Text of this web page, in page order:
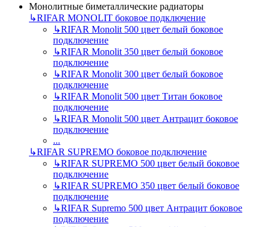
Монолитные биметаллические радиаторы
↳RIFAR MONOLIT боковое подключение
↳RIFAR Monolit 500 цвет белый боковое
подключение
↳RIFAR Monolit 350 цвет белый боковое
подключение
↳RIFAR Monolit 300 цвет белый боковое
подключение
↳RIFAR Monolit 500 цвет Титан боковое
подключение
↳RIFAR Monolit 500 цвет Антрацит боковое
подключение
...
↳RIFAR SUPREMO боковое подключение
↳RIFAR SUPREMO 500 цвет белый боковое
подключение
↳RIFAR SUPREMO 350 цвет белый боковое
подключение
↳RIFAR Supremo 500 цвет Антрацит боковое
подключение